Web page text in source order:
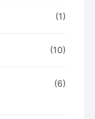
(1)
(10)
(6)